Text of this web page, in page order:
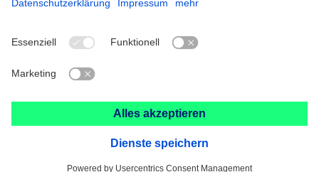
Datenschutz
AVB
© 2026 August Rüggeberg GmbH & Co. KG